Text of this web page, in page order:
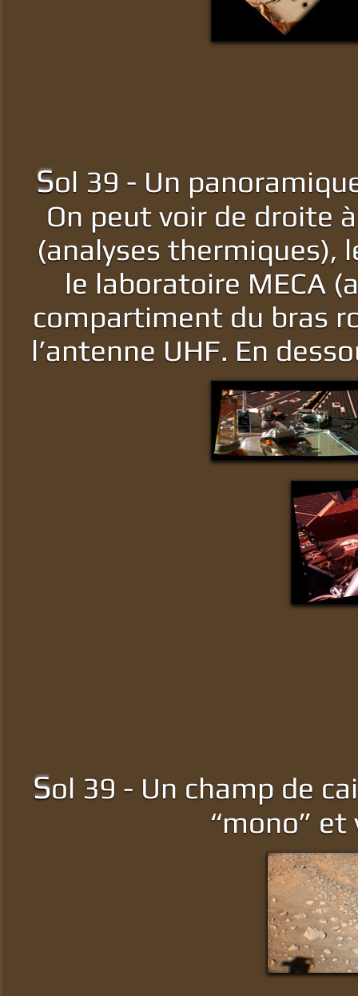
Sol 39 - Un
On peut voir de droite
(analyses thermiques),
le laboratoire MECA
compartiment du bras
l’antenne UHF. En
Sol 39 - Un champ de
“mono” et